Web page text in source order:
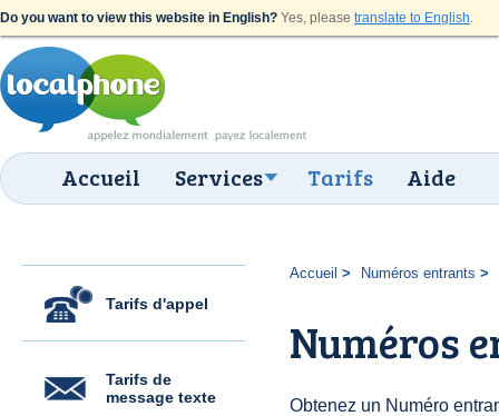
Do you want to view this website in English? Yes, please translate to English.
Accueil Services Tarifs Aide
Tarifs d'appel
Tarifs de
message texte
Accueil Numéros entrants
Numéros
Obtenez un Numéro